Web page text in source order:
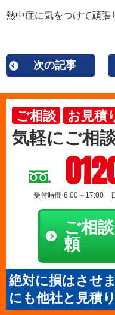
熱中症に気をつけて頑張
次の記事
ご相談 お見積
気軽にご相
受付時間 8:00～17:00
ご相
頼
絶対に損はさせ
にも他社と見積